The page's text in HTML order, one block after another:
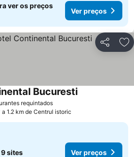
ver os preços
Ver preços
Partilhar
requintados
Bucuresti
a 1.2 km de Centrul istoric
9 sites Ver preços